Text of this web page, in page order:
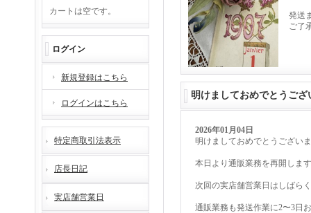
カートは空です。
ログイン
新規登録はこちら
ログインはこちら
特定商取引法表示
店長日記
実店舗営業日
発送
ご了
明けましておめでとうござ
2026年01月04日
明けましておめでとうござい
本日より通販業務を再開しま
次回の実店舗営業日はしばら
通販業務も発送作業に2〜3日